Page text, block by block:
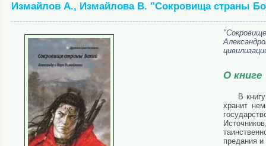
Измайлов А., Измайлова В. "Сокровища страны
О книге
В
хранит
предания